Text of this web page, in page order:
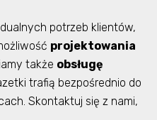
potrzeb klientów,
projektowania
także obsługę
trafią bezpośrednio do
Skontaktuj się z nami,